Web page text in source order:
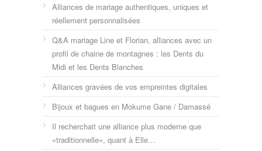
Alliances de mariage authentiques, uniques et
réellement personnalisées
Q&A mariage Line et Florian, alliances avec un
profil de chaine de montagnes : les Dents du
Midi et les Dents Blanches
Alliances gravées de vos empreintes digitales
Bijoux et bagues en Mokume Gane / Damassé
Il recherchait une alliance plus moderne que
«traditionnelle», quant à Elle…